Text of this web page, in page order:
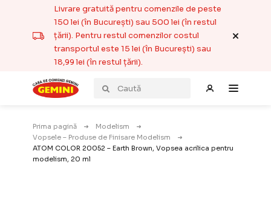
Livrare gratuită pentru comenzile de peste
150 lei (în București) sau 500 lei (în restul
țării). Pentru restul comenzilor costul
transportul este 15 lei (în București) sau
18,99 lei (în restul țării).
Prima pagină
Modelism
Vopsele – Produse de Finisare Modelism
ATOM COLOR 20052 – Earth Brown, Vopsea acrilica pentru
modelism, 20 ml